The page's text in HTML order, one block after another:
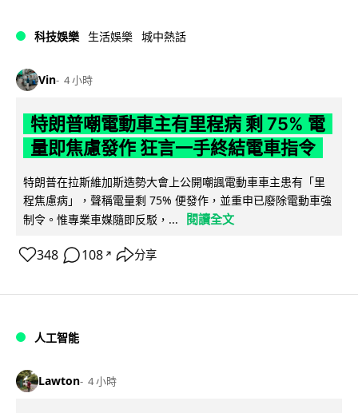
科技娛樂 生活娛樂 城中熱話
Vin 4 小時
特朗普嘲電動車主有里程病 剩 75% 電
量即焦慮發作 狂言一手終結電車指令
特朗普在拉斯維加斯造勢大會上公開嘲諷電動車車主患有「里
程焦慮病」，聲稱電量剩 75% 便發作，並重申已廢除電動車強
制令。惟專業車媒隨即反駁，...
閱讀全文
348 108 ↗ 分享
人工智能
Lawton 4 小時